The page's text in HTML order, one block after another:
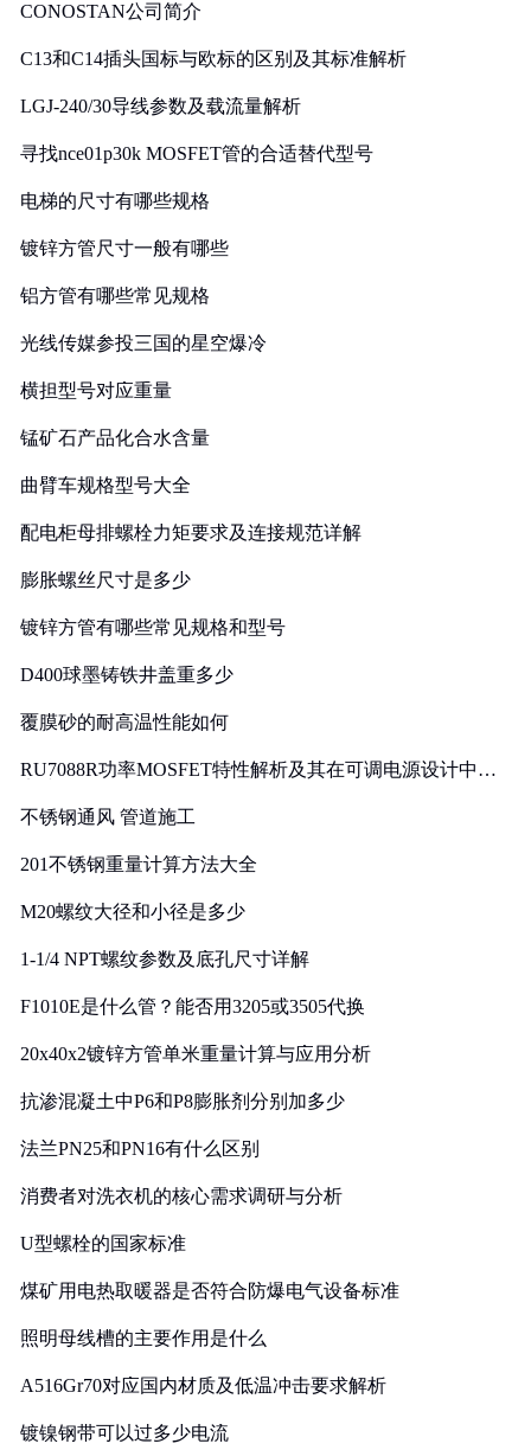
CONOSTAN公司简介
C13和C14插头国标与欧标的区别及其标准解析
LGJ-240/30导线参数及载流量解析
寻找nce01p30k MOSFET管的合适替代型号
电梯的尺寸有哪些规格
镀锌方管尺寸一般有哪些
铝方管有哪些常见规格
光线传媒参投三国的星空爆冷
横担型号对应重量
锰矿石产品化合水含量
曲臂车规格型号大全
配电柜母排螺栓力矩要求及连接规范详解
膨胀螺丝尺寸是多少
镀锌方管有哪些常见规格和型号
D400球墨铸铁井盖重多少
覆膜砂的耐高温性能如何
RU7088R功率MOSFET特性解析及其在可调电源设计中的
不锈钢通风 管道施工
201不锈钢重量计算方法大全
M20螺纹大径和小径是多少
1-1/4 NPT螺纹参数及底孔尺寸详解
F1010E是什么管？能否用3205或3505代换
20x40x2镀锌方管单米重量计算与应用分析
抗渗混凝土中P6和P8膨胀剂分别加多少
法兰PN25和PN16有什么区别
消费者对洗衣机的核心需求调研与分析
U型螺栓的国家标准
煤矿用电热取暖器是否符合防爆电气设备标准
照明母线槽的主要作用是什么
A516Gr70对应国内材质及低温冲击要求解析
镀镍钢带可以过多少电流